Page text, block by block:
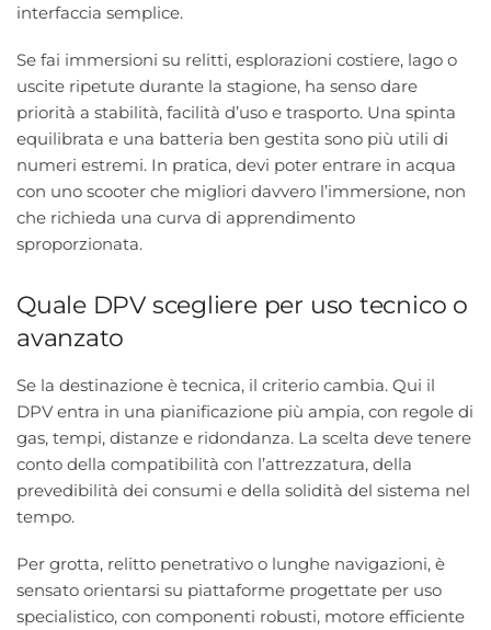
interfaccia semplice.
Se fai immersioni su relitti, esplorazioni costiere, lago o
uscite ripetute durante la stagione, ha senso dare
priorità a stabilità, facilità d’uso e trasporto. Una spinta
equilibrata e una batteria ben gestita sono più utili di
numeri estremi. In pratica, devi poter entrare in acqua
con uno scooter che migliori davvero l’immersione, non
che richieda una curva di apprendimento
sproporzionata.
Quale DPV scegliere per uso tecnico o
avanzato
Se la destinazione è tecnica, il criterio cambia. Qui il
DPV entra in una pianificazione più ampia, con regole di
gas, tempi, distanze e ridondanza. La scelta deve tenere
conto della compatibilità con l’attrezzatura, della
prevedibilità dei consumi e della solidità del sistema nel
tempo.
Per grotta, relitto penetrativo o lunghe navigazioni, è
sensato orientarsi su piattaforme progettate per uso
specialistico, con componenti robusti, motore efficiente